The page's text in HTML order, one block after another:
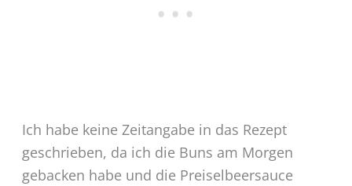
Ich habe keine Zeitangabe in das Rezept
geschrieben, da ich die Buns am Morgen
gebacken habe und die Preiselbeersauce